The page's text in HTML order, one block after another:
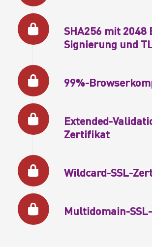
SHA256 mit 2048
Signierung und
99%-
Extended-
Zertifikat
Wildcard-SSL-
Multidomain-